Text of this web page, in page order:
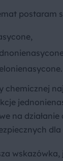
postaram
na